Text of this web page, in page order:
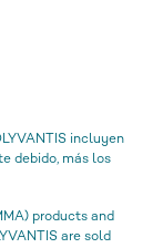
incluyen
debido, más los
products and
are sold